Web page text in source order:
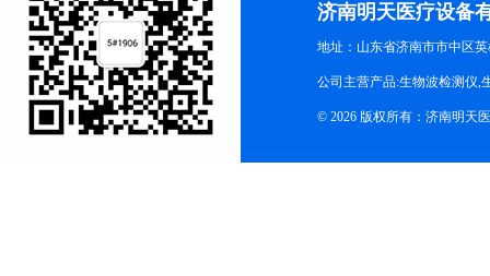
济南明天医疗设备
地址：山东省济南市市中区
公司主营产品:生物波检测仪,
© 2026 版权所有：济南明天